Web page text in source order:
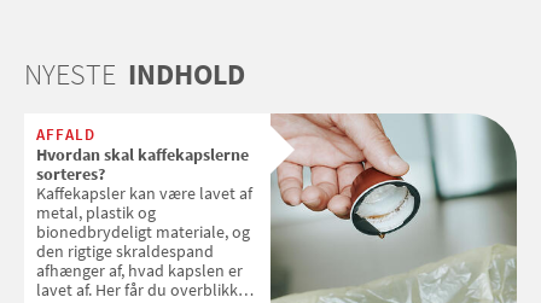
NYESTE INDHOLD
AFFALD
Hvordan skal kaffekapslerne
sorteres?
Kaffekapsler kan være lavet af
metal, plastik og
bionedbrydeligt materiale, og
den rigtige skraldespand
afhænger af, hvad kapslen er
lavet af. Her får du overblikket